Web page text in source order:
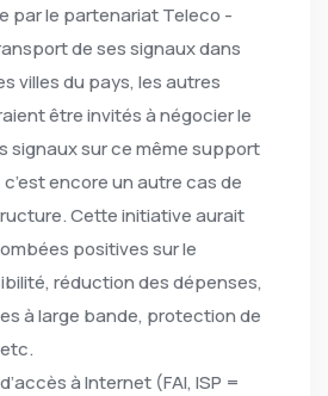
par le partenariat Teleco -
de ses signaux dans
villes du pays, les autres
être invités à négocier le
signaux sur ce même support
encore un autre cas de
Cette initiative aurait
positives sur le
réduction des dépenses,
à large bande, protection de
à Internet (FAI, ISP =